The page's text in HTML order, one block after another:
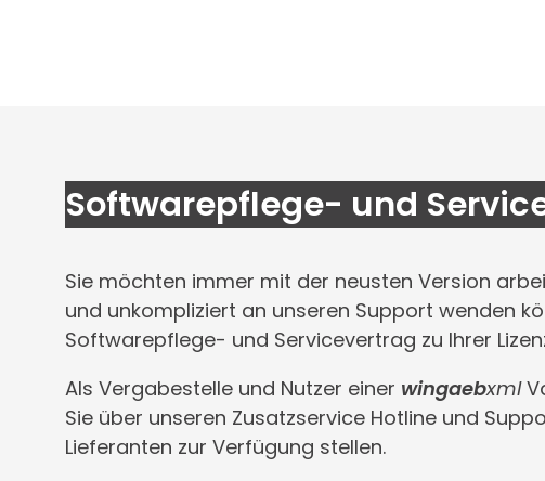
Softwarepflege- und
Sie möchten immer mit der neusten Version
und unkompliziert an unseren Support wenden
Softwarepflege- und Servicevertrag zu Ihrer
Als Vergabestelle und Nutzer einer wingaebxml
Sie über unseren Zusatzservice Hotline und
Lieferanten zur Verfügung stellen.